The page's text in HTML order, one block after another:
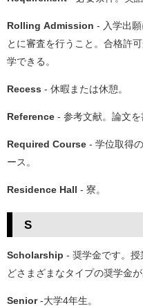
Rolling Admission - 入学出
とに審査を行うこと。合格許
学できる。
Recess - 休暇または休憩。
Reference - 参考文献。論文を
Required Course - 学位取得
ース。
Residence Hall - 寮。
S
Scholarship - 奨学金です。授
どさまざまなタイプの奨学金が
Senior-大学4年生。